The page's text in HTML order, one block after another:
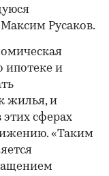
Русаков.
ипотеке и
жилья, и
сферах
«Таким